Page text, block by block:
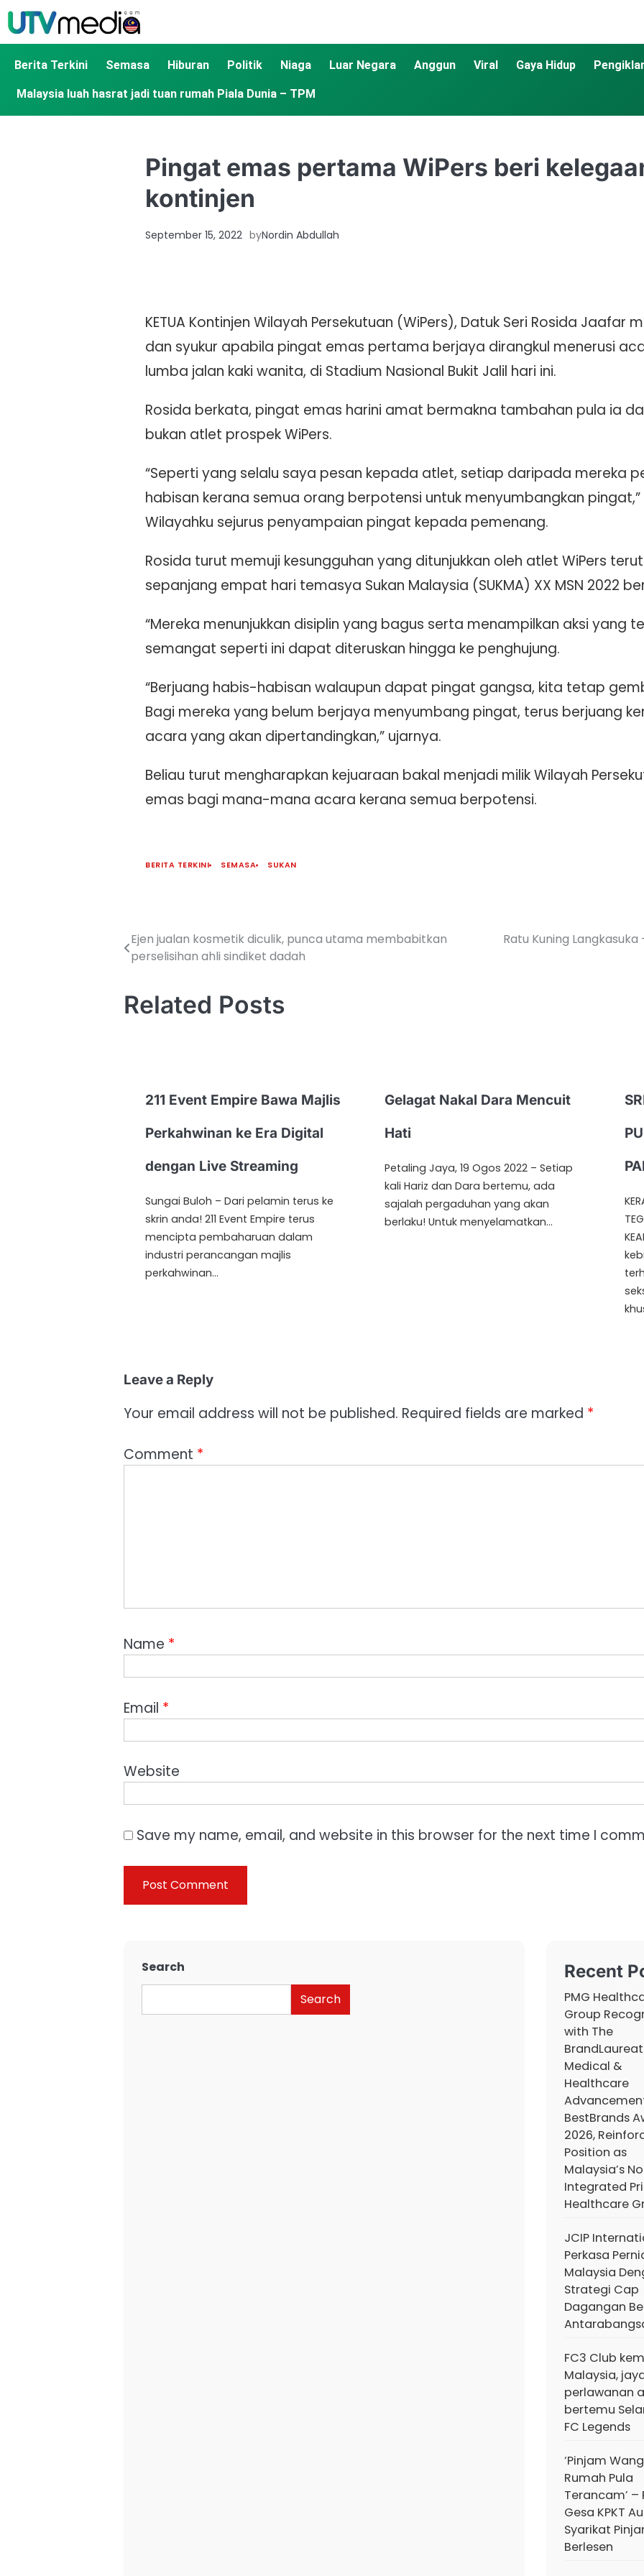
Berita Terkini Semasa Hiburan Politik Niaga Luar Negara Anggun Viral Gaya Hidup
Malaysia luah hasrat jadi tuan rumah Piala Dunia – TPM
Pingat emas pertama WiPers beri
kontinjen
September 15, 2022 byNordin Abdullah
KETUA Kontinjen Wilayah Persekutuan (WiPers), Datuk Seri Rosida Jaafar
dan syukur apabila pingat emas pertama berjaya dirangkul menerusi
lumba jalan kaki wanita, di Stadium Nasional Bukit Jalil hari ini.
Rosida berkata, pingat emas harini amat bermakna tambahan pula ia
bukan atlet prospek WiPers.
“Seperti yang selalu saya pesan kepada atlet, setiap daripada mereka
habisan kerana semua orang berpotensi untuk menyumbangkan
Wilayahku sejurus penyampaian pingat kepada pemenang.
Rosida turut memuji kesungguhan yang ditunjukkan oleh atlet WiPers
sepanjang empat hari temasya Sukan Malaysia (SUKMA) XX MSN 2022
“Mereka menunjukkan disiplin yang bagus serta menampilkan aksi yang
semangat seperti ini dapat diteruskan hingga ke penghujung.
“Berjuang habis-habisan walaupun dapat pingat gangsa, kita tetap
Bagi mereka yang belum berjaya menyumbang pingat, terus berjuang
acara yang akan dipertandingkan,” ujarnya.
Beliau turut mengharapkan kejuaraan bakal menjadi milik Wilayah
emas bagi mana-mana acara kerana semua berpotensi.
BERITA TERKINI SEMASA SUKAN
Ejen jualan kosmetik diculik, punca utama membabitkan
perselisihan ahli sindiket dadah
Ratu Kuning
Related Posts
211 Event Empire Bawa Majlis
Perkahwinan ke Era Digital
dengan Live Streaming
Sungai Buloh – Dari pelamin terus ke
skrin anda! 211 Event Empire terus
mencipta pembaharuan dalam
industri perancangan majlis
perkahwinan…
Gelagat Nakal Dara Mencuit
Hati
Petaling Jaya, 19 Ogos 2022 – Setiap
kali Hariz dan Dara bertemu, ada
sajalah pergaduhan yang akan
berlaku! Untuk menyelamatkan…
Leave a Reply
Your email address will not be published. Required fields are marked *
Comment *
Name *
Email *
Website
Save my name, email, and website in this browser for the next time I
Search
Search
Recent
PMG
Group
with The
Medical &
Healthcare
BestBrands
2026,
Position as
Malaysia’s
Integrated
Healthcare
JCIP
Perkasa
Malaysia
Strategi Cap
Dagangan
FC3 Club
Malaysia,
perlawanan
bertemu
FC Legends
‘Pinjam
Rumah Pula
Terancam’ –
Gesa KPKT
Syarikat
Berlesen